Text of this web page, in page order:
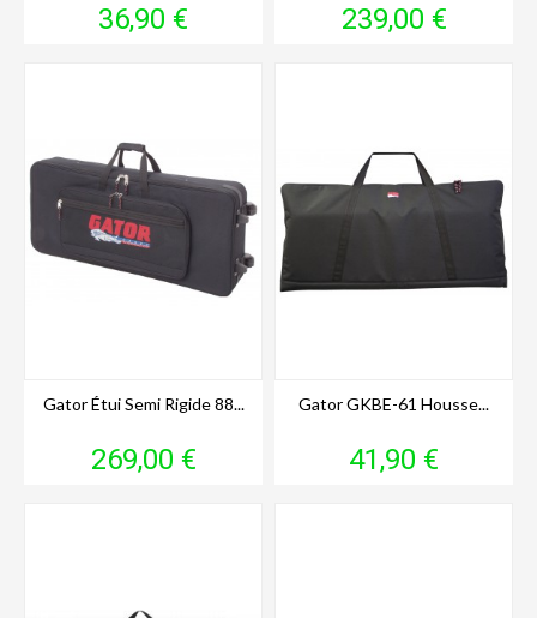
Prix
36,90 € Prix
239,00 €
Gator Étui Semi Rigide 88...
Prix
269,00 €
Gator GKBE-61 Housse...
Prix
41,90 €